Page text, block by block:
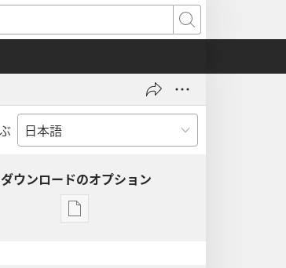
検
索
ダウンロードのオプション
出